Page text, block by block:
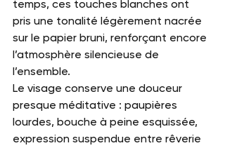
temps, ces touches blanches ont
pris une tonalité légèrement nacrée
sur le papier bruni, renforçant encore
l’atmosphère silencieuse de
l’ensemble.
Le visage conserve une douceur
presque méditative : paupières
lourdes, bouche à peine esquissée,
expression suspendue entre rêverie